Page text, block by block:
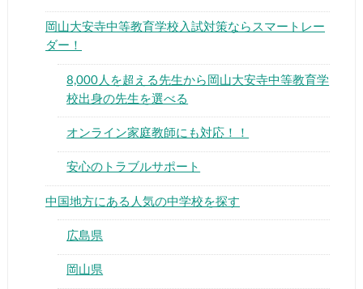
▶
岡山大安寺中等教育学校入試対策ならスマートレー
ダー！
8,000人を超える先生から岡山大安寺中等教育学
校出身の先生を選べる
オンライン家庭教師にも対応！！
安心のトラブルサポート
中国地方にある人気の中学校を探す
広島県
岡山県